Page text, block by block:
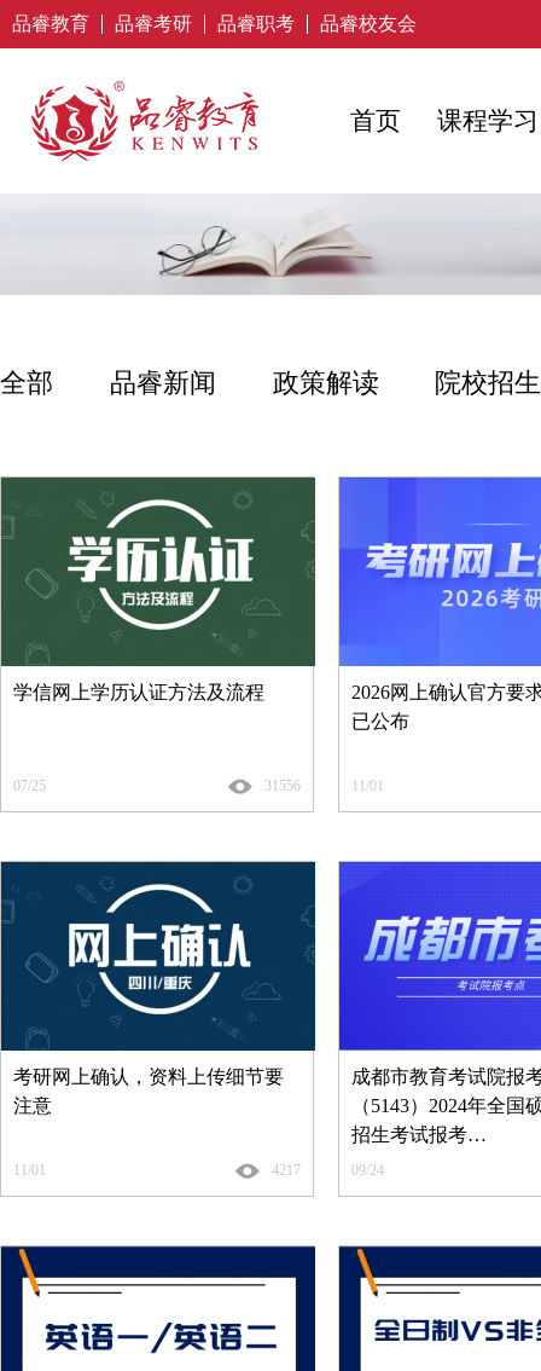
品睿教育 品睿考研 品睿职考 品睿校友会
首页 课程学习
全部 品睿新闻 政策解读 院校招生
学信网上学历认证方法及流程
07/25 31556
2026网上确认官方要
已公布
11/01
考研网上确认，资料上传细节要
注意
11/01 4217
成都市教育考试院报
（5143）2024年全国
招生考试报考…
09/24